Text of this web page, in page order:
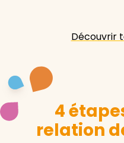
Découvrir
4
relation